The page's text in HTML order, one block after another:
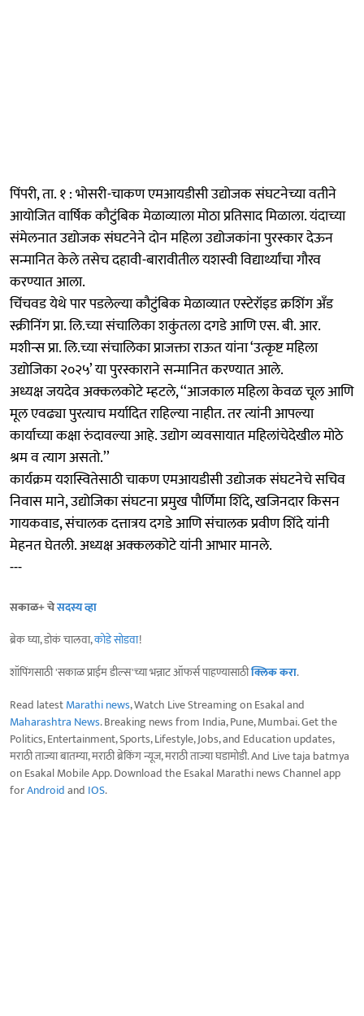
पिंपरी, ता. १ : भोसरी-चाकण एमआयडीसी उद्योजक संघटनेच्या वतीने
आयोजित वार्षिक कौटुंबिक मेळाव्याला मोठा प्रतिसाद मिळाला. यंदाच्या
संमेलनात उद्योजक संघटनेने दोन महिला उद्योजकांना पुरस्कार देऊन
सन्मानित केले तसेच दहावी-बारावीतील यशस्वी विद्यार्थ्यांचा गौरव
करण्यात आला.
चिंचवड येथे पार पडलेल्या कौटुंबिक मेळाव्यात एस्टेरॉइड क्रशिंग अँड
स्क्रीनिंग प्रा. लि.च्या संचालिका शकुंतला दगडे आणि एस. बी. आर.
मशीन्स प्रा. लि.च्या संचालिका प्राजक्ता राऊत यांना ‘उत्कृष्ट महिला
उद्योजिका २०२५’ या पुरस्काराने सन्मानित करण्यात आले.
अध्यक्ष जयदेव अक्कलकोटे म्हटले, ‘‘आजकाल महिला केवळ चूल आणि
मूल एवढ्या पुरत्याच मर्यादित राहिल्या नाहीत. तर त्यांनी आपल्या
कार्याच्या कक्षा रुंदावल्या आहे. उद्योग व्यवसायात महिलांचेदेखील मोठे
श्रम व त्याग असतो.’’
कार्यक्रम यशस्वितेसाठी चाकण एमआयडीसी उद्योजक संघटनेचे सचिव
निवास माने, उद्योजिका संघटना प्रमुख पौर्णिमा शिंदे, खजिनदार किसन
गायकवाड, संचालक दत्तात्रय दगडे आणि संचालक प्रवीण शिंदे यांनी
मेहनत घेतली. अध्यक्ष अक्कलकोटे यांनी आभार मानले.
---
सकाळ+ चेसदस्य व्हा
ब्रेक घ्या, डोकं चालवा,कोडे सोडवा!
शॉपिंगसाठी 'सकाळ प्राईम डील्स'च्या भन्नाट ऑफर्स पाहण्यासाठीक्लिक करा.
Read latestMarathi news, Watch Live Streaming on Esakal and
Maharashtra News. Breaking news from India, Pune, Mumbai. Get the
Politics, Entertainment, Sports, Lifestyle, Jobs, and Education updates,
मराठी ताज्या बातम्या, मराठी ब्रेकिंग न्यूज, मराठी ताज्या घडामोडी. And Live taja batmya
on Esakal Mobile App. Download the Esakal Marathi news Channel app
forAndroidand IOS.